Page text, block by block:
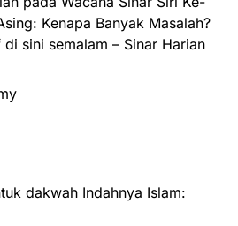
Kenapa Banyak Masalah?
sini semalam – Sinar Harian
dakwah Indahnya Islam: